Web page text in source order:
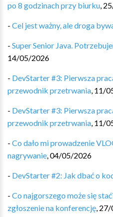
po 8 godzinach przy biurku,
- Cel jest ważny, ale droga
- Super Senior Java.
14/05/2026
- DevStarter #3: Pierwsza
przewodnik przetrwania, 11/
- DevStarter #3: Pierwsza
przewodnik przetrwania, 11/
- Co dało mi prowadzenie
nagrywanie,04/05/2026
- DevStarter #2: Jak dbać o
- Co najgorszego może się
zgłoszenie na konferencję, 27/